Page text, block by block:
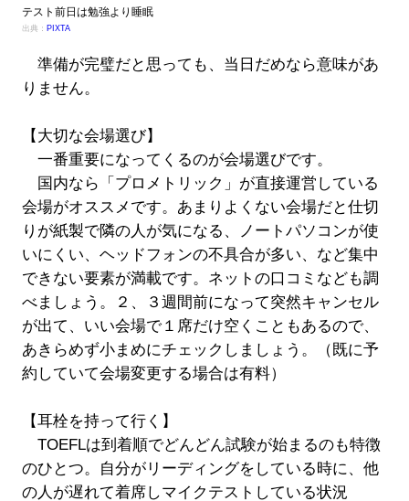
テスト前日は勉強より睡眠
出典： PIXTA
準備が完璧だと思っても、当日だめなら意味があ
りません。
【大切な会場選び】
一番重要になってくるのが会場選びです。
国内なら「プロメトリック」が直接運営している
会場がオススメです。あまりよくない会場だと仕切
りが紙製で隣の人が気になる、ノートパソコンが使
いにくい、ヘッドフォンの不具合が多い、など集中
できない要素が満載です。ネットの口コミなども調
べましょう。２、３週間前になって突然キャンセル
が出て、いい会場で１席だけ空くこともあるので、
あきらめず小まめにチェックしましょう。（既に予
約していて会場変更する場合は有料）
【耳栓を持って行く】
TOEFLは到着順でどんどん試験が始まるのも特徴
のひとつ。自分がリーディングをしている時に、他
の人が遅れて着席しマイクテストしている状況